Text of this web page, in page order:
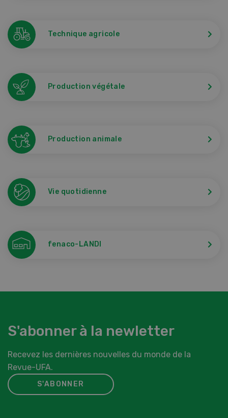
Technique agricole
Production végétale
Production animale
Vie quotidienne
fenaco-LANDI
S'abonner à la newletter
Recevez les dernières nouvelles du monde de la
Revue-UFA.
S'ABONNER